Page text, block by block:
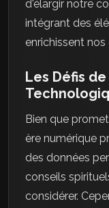
d'élargir notre
intégrant des
enrichissent
Les Défis
Bien que
ère numérique
des données
conseils
considérer.